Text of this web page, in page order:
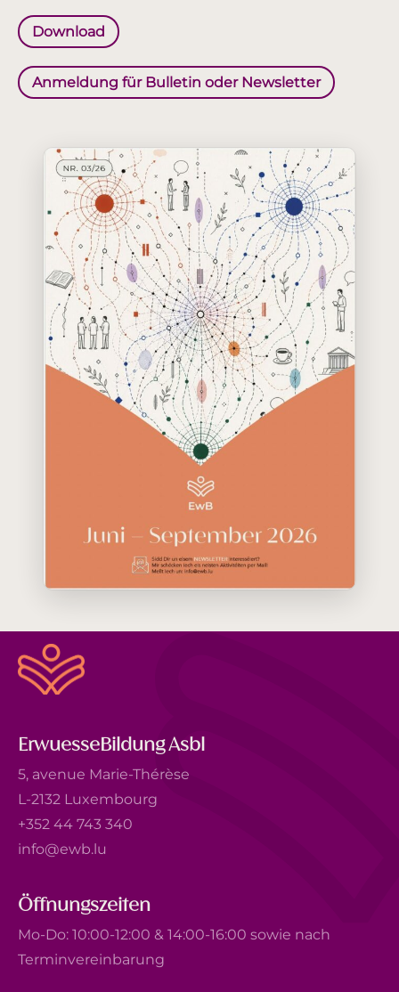
Download
Anmeldung für Bulletin oder Newsletter
ErwuesseBildung Asbl
5, avenue Marie-Thérèse
L-2132 Luxembourg
+352 44 743 340
info@ewb.lu
Öffnungszeiten
Mo-Do: 10:00-12:00 & 14:00-16:00 sowie nach
Terminvereinbarung